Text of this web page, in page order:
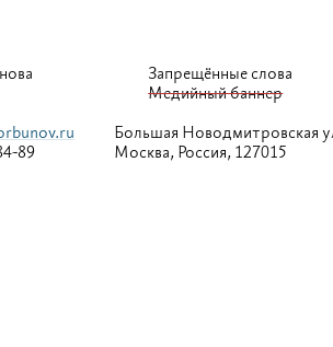
Запрещённые слова
Медийный баннер
89
Большая Новодмитровская
Москва, Россия, 127015